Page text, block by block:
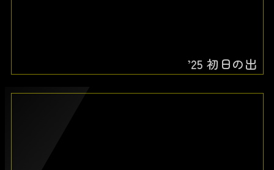
’25 初日の出